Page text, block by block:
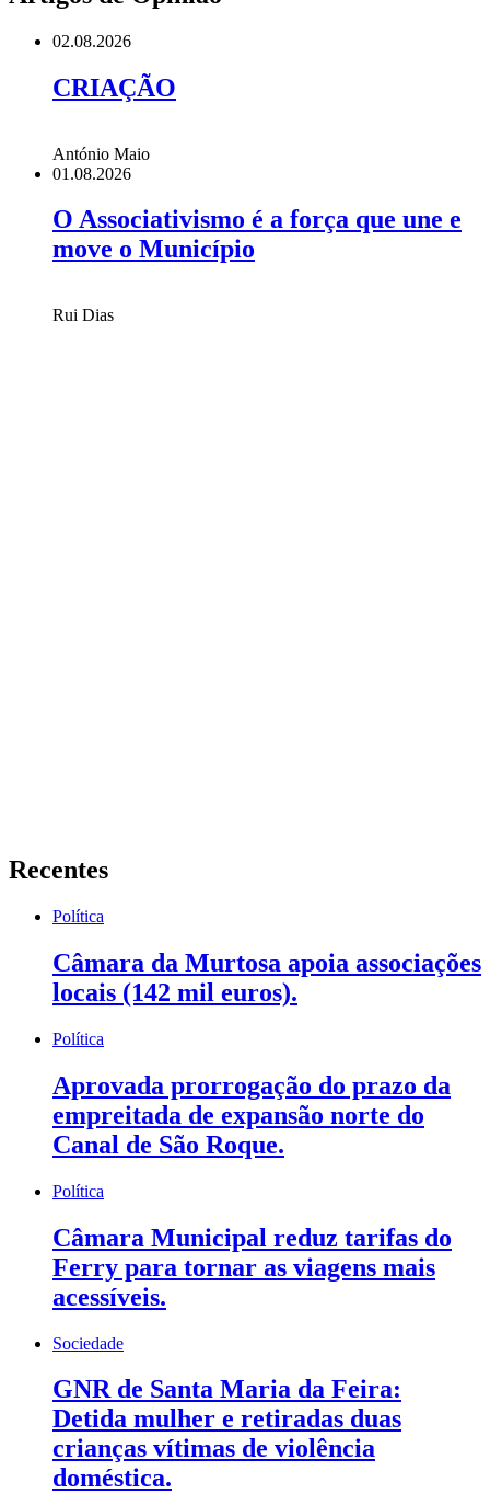
02.08.2026
CRIAÇÃO
António Maio
01.08.2026
O Associativismo é a força que une e
move o Município
Rui Dias
Recentes
Política
Câmara da Murtosa apoia associações
locais (142 mil euros).
Política
Aprovada prorrogação do prazo da
empreitada de expansão norte do
Canal de São Roque.
Política
Câmara Municipal reduz tarifas do
Ferry para tornar as viagens mais
acessíveis.
Sociedade
GNR de Santa Maria da Feira:
Detida mulher e retiradas duas
crianças vítimas de violência
doméstica.